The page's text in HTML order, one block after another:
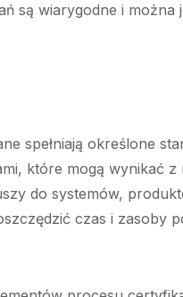
są wiarygodne i
spełniają określone
które mogą wynikać z
do systemów,
czas i zasoby